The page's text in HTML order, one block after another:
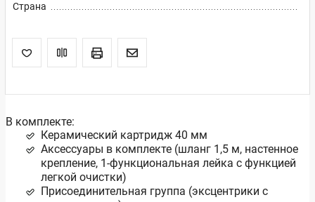
Страна
В комплекте:
Керамический картридж 40 мм
Аксессуары в комплекте (шланг 1,5 м, настенное
крепление, 1-функциональная лейка с функцией
легкой очистки)
Присоединительная группа (эксцентрики с